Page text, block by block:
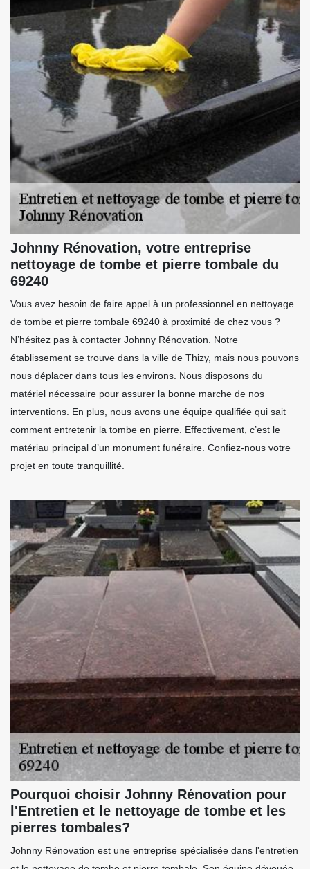
Johnny Rénovation, votre entreprise
nettoyage de tombe et pierre tombale du
69240
Vous avez besoin de faire appel à un professionnel en nettoyage
de tombe et pierre tombale 69240 à proximité de chez vous ?
N’hésitez pas à contacter Johnny Rénovation. Notre
établissement se trouve dans la ville de Thizy, mais nous pouvons
nous déplacer dans tous les environs. Nous disposons du
matériel nécessaire pour assurer la bonne marche de nos
interventions. En plus, nous avons une équipe qualifiée qui sait
comment entretenir la tombe en pierre. Effectivement, c’est le
matériau principal d’un monument funéraire. Confiez-nous votre
projet en toute tranquillité.
Pourquoi choisir Johnny Rénovation pour
l'Entretien et le nettoyage de tombe et les
pierres tombales?
Johnny Rénovation est une entreprise spécialisée dans l'entretien